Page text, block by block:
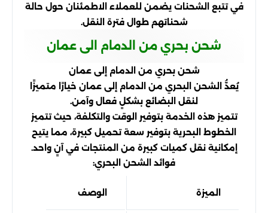
في تتبع الشحنات يضمن للعملاء الاطمئنان حول حالة
شحناتهم طوال فترة النقل.
شحن بحري من الدمام الى عمان
شحن بحري من الدمام إلى عمان
يُعدُّ الشحن البحري من الدمام إلى عمان خيارًا متميزًا
لنقل البضائع بشكلٍ فعال وآمن.
تتميز هذه الخدمة بتوفير الوقت والتكلفة، حيث تتميز
الخطوط البحرية بتوفير سعة تحميل كبيرة، مما يتيح
إمكانية نقل كميات كبيرة من المنتجات في آنٍ واحد.
فوائد الشحن البحري:
الميزة الوصف